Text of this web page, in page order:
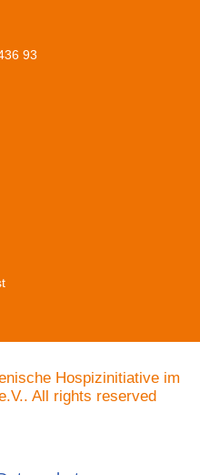
93
Hospizinitiative im
All rights reserved